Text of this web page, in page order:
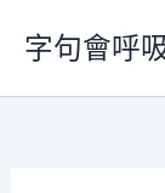
要
字句會呼